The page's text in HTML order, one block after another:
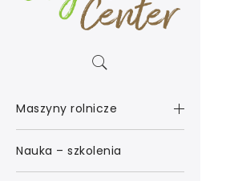
Maszyny rolnicze
Nauka – szkolenia